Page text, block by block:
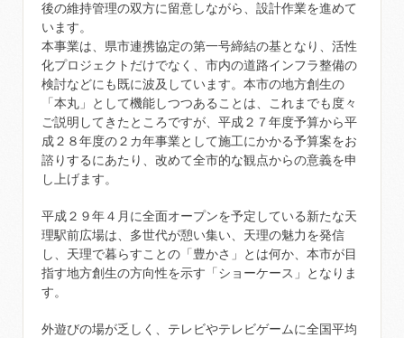
後の維持管理の双方に留意しながら、設計作業を進めて
います。
本事業は、県市連携協定の第一号締結の基となり、活性
化プロジェクトだけでなく、市内の道路インフラ整備の
検討などにも既に波及しています。本市の地方創生の
「本丸」として機能しつつあることは、これまでも度々
ご説明してきたところですが、平成２７年度予算から平
成２８年度の２カ年事業として施工にかかる予算案をお
諮りするにあたり、改めて全市的な観点からの意義を申
し上げます。
平成２９年４月に全面オープンを予定している新たな天
理駅前広場は、多世代が憩い集い、天理の魅力を発信
し、天理で暮らすことの「豊かさ」とは何か、本市が目
指す地方創生の方向性を示す「ショーケース」となりま
す。
外遊びの場が乏しく、テレビやテレビゲームに全国平均